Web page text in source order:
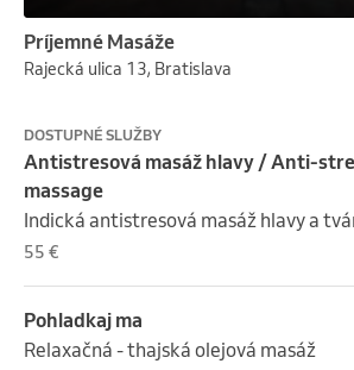
Príjemné Masáže
Rajecká ulica 13, Bratislava
DOSTUPNÉ SLUŽBY
Antistresová masáž hlavy / Anti-
massage
Indická antistresová masáž hlavy a
55 €
Pohladkaj ma
Relaxačná - thajská olejová masáž